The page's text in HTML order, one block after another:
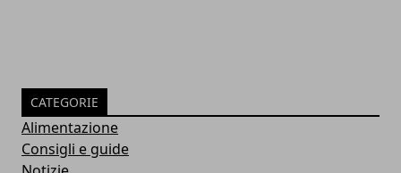
CATEGORIE
Alimentazione
Consigli e guide